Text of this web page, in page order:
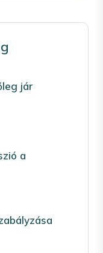
jár
a